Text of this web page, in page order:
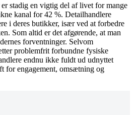
stadig en vigtig del af livet for mange
kanal for 42 %. Detailhandlere
i deres butikker, især ved at forbedre
Som altid er det afgørende, at man
forventninger. Selvom
problemfrit forbundne fysiske
endnu ikke fuldt ud udnyttet
for engagement, omsætning og